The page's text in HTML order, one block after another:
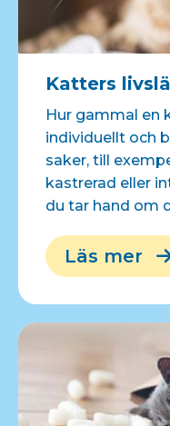
Katters
Hur gammal en
individuellt och
saker, till
kastrerad eller
du tar hand om
Läs mer